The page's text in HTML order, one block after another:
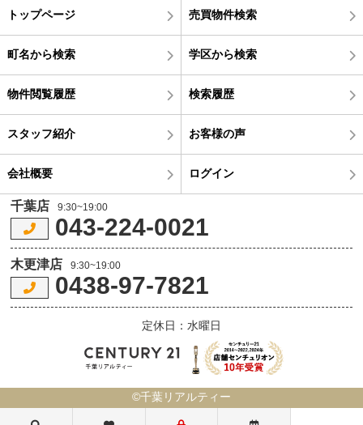
トップページ 売買物件検索
町名から検索 学区から検索
物件閲覧履歴 検索履歴
スタッフ紹介 お客様の声
会社概要 ログイン
千葉店 9:30~19:00
043-224-0021
木更津店 9:30~19:00
0438-97-7821
定休日：水曜日
©千葉リアルティー